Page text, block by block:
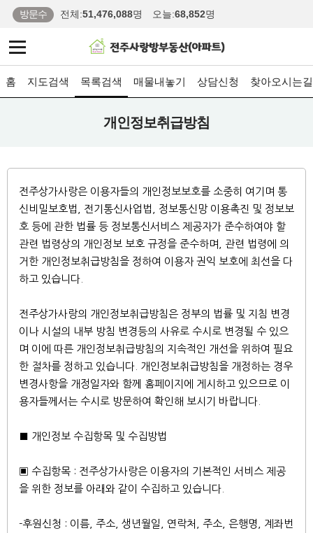
방문수 전체:51,476,088명 오늘:68,852명
홈 지도검색 목록검색 매물내놓기 상담신청 찾아오시는길
개인정보취급방침
전주상가사랑은 이용자들의 개인정보보호를 소중히 여기며 통
신비밀보호법, 전기통신사업법, 정보통신망 이용촉진 및 정보보
호 등에 관한 법률 등 정보통신서비스 제공자가 준수하여야 할
관련 법령상의 개인정보 보호 규정을 준수하며, 관련 법령에 의
거한 개인정보취급방침을 정하여 이용자 권익 보호에 최선을 다
하고 있습니다.
전주상가사랑의 개인정보취급방침은 정부의 법률 및 지침 변경
이나 시설의 내부 방침 변경등의 사유로 수시로 변경될 수 있으
며 이에 따른 개인정보취급방침의 지속적인 개선을 위하여 필요
한 절차를 정하고 있습니다. 개인정보취급방침을 개정하는 경우
변경사항을 개정일자와 함께 홈페이지에 게시하고 있으므로 이
용자들께서는 수시로 방문하여 확인해 보시기 바랍니다.
■ 개인정보 수집항목 및 수집방법
▣ 수집항목 : 전주상가사랑은 이용자의 기본적인 서비스 제공
을 위한 정보를 아래와 같이 수집하고 있습니다.
-후원신청 : 이름, 주소, 생년월일, 연락처, 주소, 은행명, 계좌번